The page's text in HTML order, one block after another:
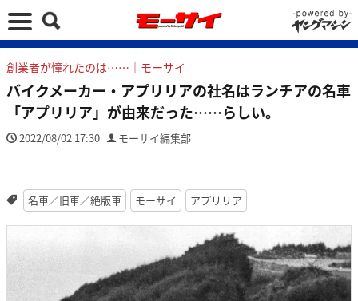
創業者が憧れたのは……｜モーサイ
バイクメーカー・アプリリアの社名はランチアの名車
「アプリリア」が由来だった……らしい。
2022/08/02 17:30 モーサイ編集部
名車／旧車／絶版車 モーサイ アプリリア